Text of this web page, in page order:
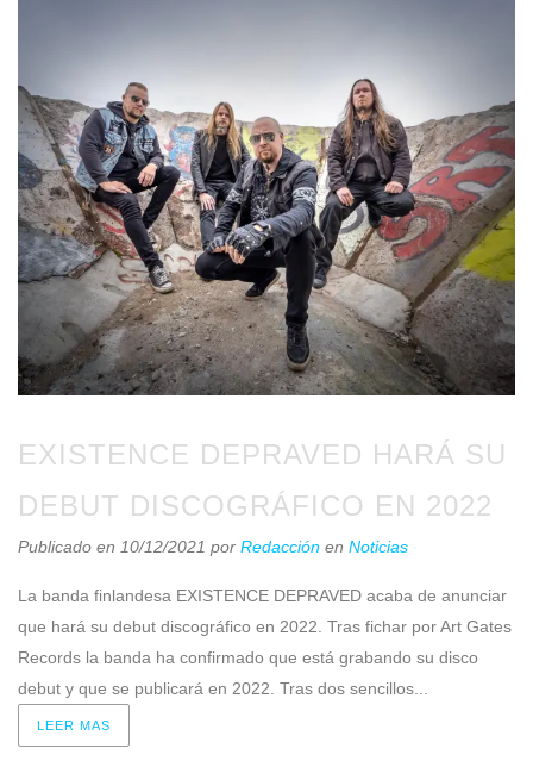
EXISTENCE DEPRAVED HARÁ SU
DEBUT DISCOGRÁFICO EN 2022
Publicado en 10/12/2021 por Redacción en Noticias
La banda finlandesa EXISTENCE DEPRAVED acaba de anunciar
que hará su debut discográfico en 2022. Tras fichar por Art Gates
Records la banda ha confirmado que está grabando su disco
debut y que se publicará en 2022. Tras dos sencillos...
LEER MAS